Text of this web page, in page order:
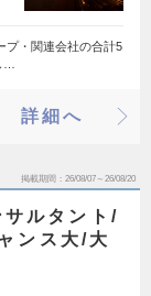
プ・関連会社の合計5
…
詳細へ
掲載期間 26/08/07～26/08/20
ルタント/
ンス大/大